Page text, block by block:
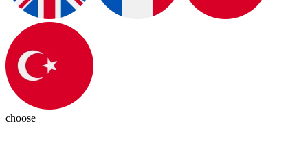
choose